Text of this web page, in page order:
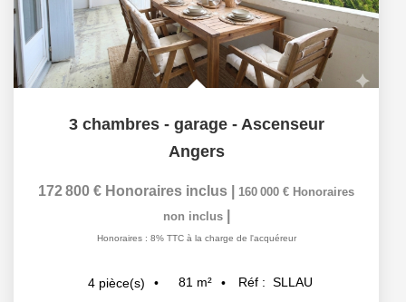
3 chambres - garage - Ascenseur
Angers
172 800 € Honoraires inclus 160 000 € Honoraires
non inclus
Honoraires : 8% TTC à la charge de l'acquéreur
4 pièce(s) 81 m² Réf : SLLAU